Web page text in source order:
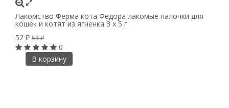
Лакомство Ферма кота Федора лакомые палочки для
кошек и котят из ягненка 3 х 5 г
52 ₽ 53₽
0
В корзину